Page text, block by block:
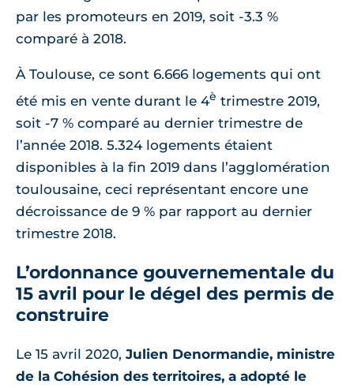
par les promoteurs en 2019, soit -3.3 %
comparé à 2018.
À Toulouse, ce sont 6.666 logements qui ont
été mis en vente durant le 4è trimestre 2019,
soit -7 % comparé au dernier trimestre de
l’année 2018. 5.324 logements étaient
disponibles à la fin 2019 dans l’agglomération
toulousaine, ceci représentant encore une
décroissance de 9 % par rapport au dernier
trimestre 2018.
L’ordonnance gouvernementale du
15 avril pour le dégel des permis de
construire
Le 15 avril 2020, Julien Denormandie, ministre
de la Cohésion des territoires, a adopté le